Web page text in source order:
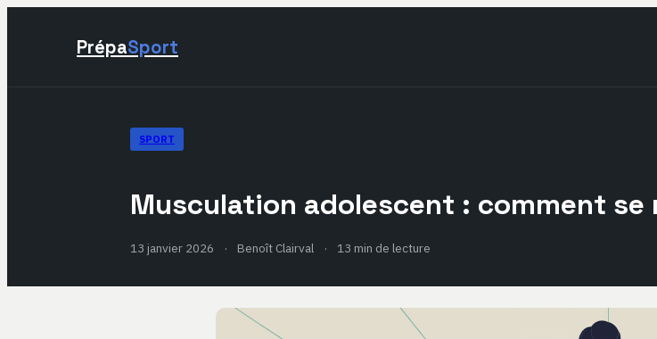
PrépaSport
SPORT
Musculation adolescent : comment se
13 janvier 2026 · Benoît Clairval · 13 min de lecture